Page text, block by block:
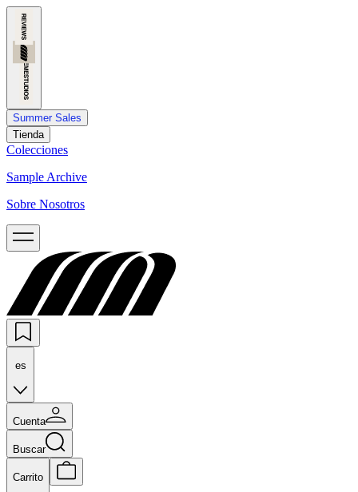
Summer Sales
Tienda
Colecciones
Sample Archive
Sobre Nosotros
es
Cuenta
Buscar
Carrito